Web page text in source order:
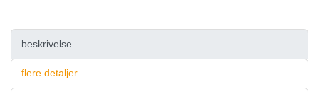
beskrivelse
flere detaljer